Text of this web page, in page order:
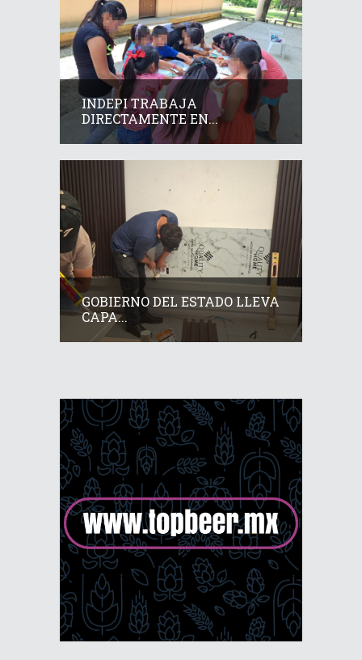
INDEPI TRABAJA
DIRECTAMENTE EN...
GOBIERNO DEL ESTADO LLEVA
CAPA...